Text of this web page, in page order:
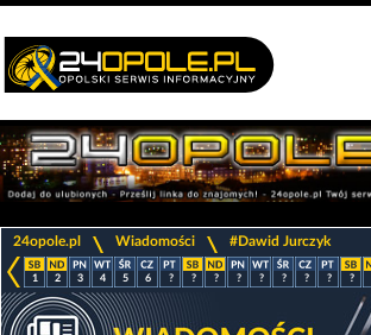
24opole.pl Wiadomości #Dawid Jurczyk
1 2 3 4 5 6 ? ? ? ? ? ? ? ? ?